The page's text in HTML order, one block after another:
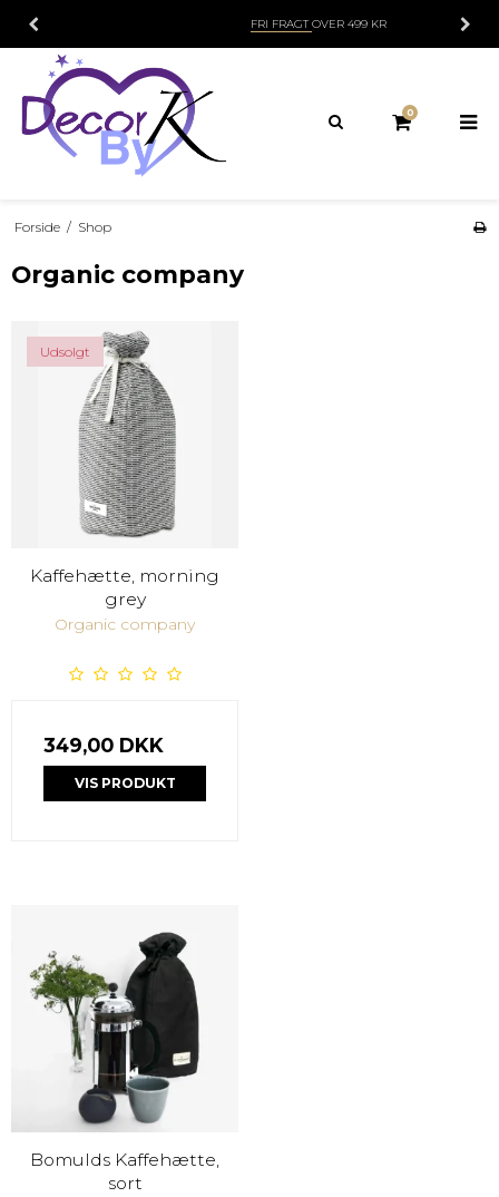
FRI FRAGT OVER 499 KR
0
Forside / Shop
Organic company
Udsolgt
Kaffehætte, morning
grey
Organic company
349,00 DKK
VIS PRODUKT
Bomulds Kaffehætte,
sort